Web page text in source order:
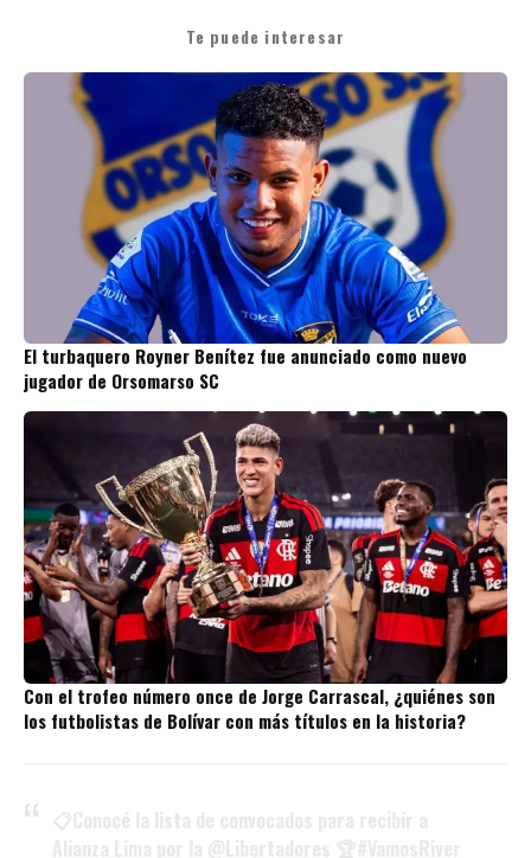
Te puede interesar
El turbaquero Royner Benítez fue anunciado como nuevo
jugador de Orsomarso SC
Con el trofeo número once de Jorge Carrascal, ¿quiénes son
los futbolistas de Bolívar con más títulos en la historia?